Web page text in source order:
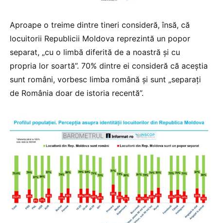
Aproape o treime dintre tineri consideră, însă, că
locuitorii Republicii Moldova reprezintă un popor
separat, „cu o limbă diferită de a noastră și cu
propria lor soartă”. 70% dintre ei consideră că aceștia
sunt români, vorbesc limba română și sunt „separați
de România doar de istoria recentă”.